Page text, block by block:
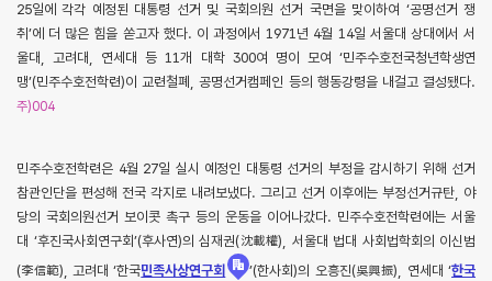
25일에 각각 예정된 대통령 선거 및 국회의원 선거 국면을 맞이하여 ‘공명선거 쟁
취’에 더 많은 힘을 쏟고자 했다. 이 과정에서 1971년 4월 14일 서울대 상대에서 서
울대, 고려대, 연세대 등 11개 대학 300여 명이 모여 ‘민주수호전국청년학생연
맹’(민주수호전학련)이 교련철폐, 공명선거캠페인 등의 행동강령을 내걸고 결성됐다.
주)004
민주수호전학련은 4월 27일 실시 예정인 대통령 선거의 부정을 감시하기 위해 선거
참관인단을 편성해 전국 각지로 내려보냈다. 그리고 선거 이후에는 부정선거규탄, 야
당의 국회의원선거 보이콧 촉구 등의 운동을 이어나갔다. 민주수호전학련에는 서울
대 ‘후진국사회연구회’(후사연)의 심재권(沈載權), 서울대 법대 사회법학회의 이신범
(李信範), 고려대 ‘한국민족사상연구회 ’(한사회)의 오흥진(吳興振), 연세대 ‘한국